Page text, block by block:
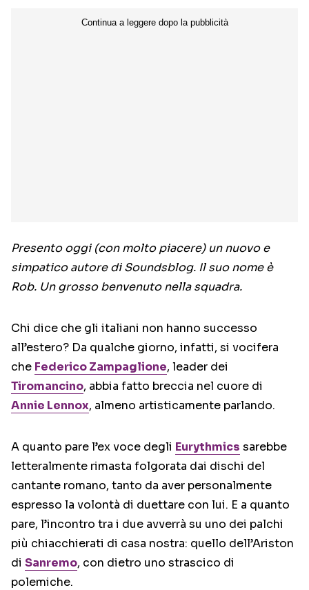
Presento oggi (con molto piacere) un nuovo e
simpatico autore di Soundsblog. Il suo nome è
Rob. Un grosso benvenuto nella squadra.
Chi dice che gli italiani non hanno successo
all’estero? Da qualche giorno, infatti, si vocifera
che Federico Zampaglione, leader dei
Tiromancino, abbia fatto breccia nel cuore di
Annie Lennox, almeno artisticamente parlando.
A quanto pare l’ex voce degli Eurythmics sarebbe
letteralmente rimasta folgorata dai dischi del
cantante romano, tanto da aver personalmente
espresso la volontà di duettare con lui. E a quanto
pare, l’incontro tra i due avverrà su uno dei palchi
più chiacchierati di casa nostra: quello dell’Ariston
di Sanremo, con dietro uno strascico di
polemiche.